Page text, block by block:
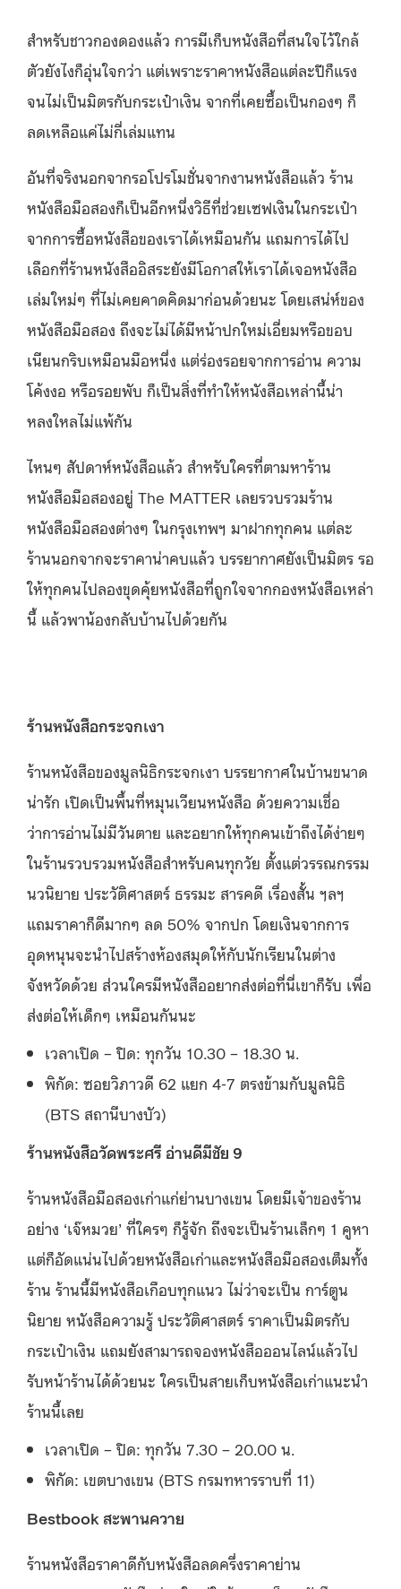
สำหรับชาวกองดองแล้ว การมีเก็บหนังสือที่สนใจไว้ใกล้
ตัวยังไงก็อุ่นใจกว่า แต่เพราะราคาหนังสือแต่ละปีก็แรง
จนไม่เป็นมิตรกับกระเป๋าเงิน จากที่เคยซื้อเป็นกองๆ ก็
ลดเหลือแค่ไม่กี่เล่มแทน
อันที่จริงนอกจากรอโปรโมชั่นจากงานหนังสือแล้ว ร้าน
หนังสือมือสองก็เป็นอีกหนึ่งวิธีที่ช่วยเซฟเงินในกระเป๋า
จากการซื้อหนังสือของเราได้เหมือนกัน แถมการได้ไป
เลือกที่ร้านหนังสืออิสระยังมีโอกาสให้เราได้เจอหนังสือ
เล่มใหม่ๆ ที่ไม่เคยคาดคิดมาก่อนด้วยนะ โดยเสน่ห์ของ
หนังสือมือสอง ถึงจะไม่ได้มีหน้าปกใหม่เอี่ยมหรือขอบ
เนียนกริบเหมือนมือหนึ่ง แต่ร่องรอยจากการอ่าน ความ
โค้งงอ หรือรอยพับ ก็เป็นสิ่งที่ทำให้หนังสือเหล่านี้น่า
หลงใหลไม่แพ้กัน
ไหนๆ สัปดาห์หนังสือแล้ว สำหรับใครที่ตามหาร้าน
หนังสือมือสองอยู่ The MATTER เลยรวบรวมร้าน
หนังสือมือสองต่างๆ ในกรุงเทพฯ มาฝากทุกคน แต่ละ
ร้านนอกจากจะราคาน่าคบแล้ว บรรยากาศยังเป็นมิตร รอ
ให้ทุกคนไปลองขุดคุ้ยหนังสือที่ถูกใจจากกองหนังสือเหล่า
นี้ แล้วพาน้องกลับบ้านไปด้วยกัน
ร้านหนังสือกระจกเงา
ร้านหนังสือของมูลนิธิกระจกเงา บรรยากาศในบ้านขนาด
น่ารัก เปิดเป็นพื้นที่หมุนเวียนหนังสือ ด้วยความเชื่อ
ว่าการอ่านไม่มีวันตาย และอยากให้ทุกคนเข้าถึงได้ง่ายๆ
ในร้านรวบรวมหนังสือสำหรับคนทุกวัย ตั้งแต่วรรณกรรม
นวนิยาย ประวัติศาสตร์ ธรรมะ สารคดี เรื่องสั้น ฯลฯ
แถมราคาก็ดีมากๆ ลด 50% จากปก โดยเงินจากการ
อุดหนุนจะนำไปสร้างห้องสมุดให้กับนักเรียนในต่าง
จังหวัดด้วย ส่วนใครมีหนังสืออยากส่งต่อที่นี่เขาก็รับ เพื่อ
ส่งต่อให้เด็กๆ เหมือนกันนะ
เวลาเปิด – ปิด: ทุกวัน 10.30 – 18.30 น.
พิกัด: ซอยวิภาวดี 62 แยก 4-7 ตรงข้ามกับมูลนิธิ
(BTS สถานีบางบัว)
ร้านหนังสือวัดพระศรี อ่านดีมีชัย 9
ร้านหนังสือมือสองเก่าแก่ย่านบางเขน โดยมีเจ้าของร้าน
อย่าง ‘เจ๊หมวย’ ที่ใครๆ ก็รู้จัก ถึงจะเป็นร้านเล็กๆ 1 คูหา
แต่ก็อัดแน่นไปด้วยหนังสือเก่าและหนังสือมือสองเต็มทั้ง
ร้าน ร้านนี้มีหนังสือเกือบทุกแนว ไม่ว่าจะเป็น การ์ตูน
นิยาย หนังสือความรู้ ประวัติศาสตร์ ราคาเป็นมิตรกับ
กระเป๋าเงิน แถมยังสามารถจองหนังสือออนไลน์แล้วไป
รับหน้าร้านได้ด้วยนะ ใครเป็นสายเก็บหนังสือเก่าแนะนำ
ร้านนี้เลย
เวลาเปิด – ปิด: ทุกวัน 7.30 – 20.00 น.
พิกัด: เขตบางเขน (BTS กรมทหารราบที่ 11)
Bestbook สะพานควาย
ร้านหนังสือราคาดีกับหนังสือลดครึ่งราคาย่าน